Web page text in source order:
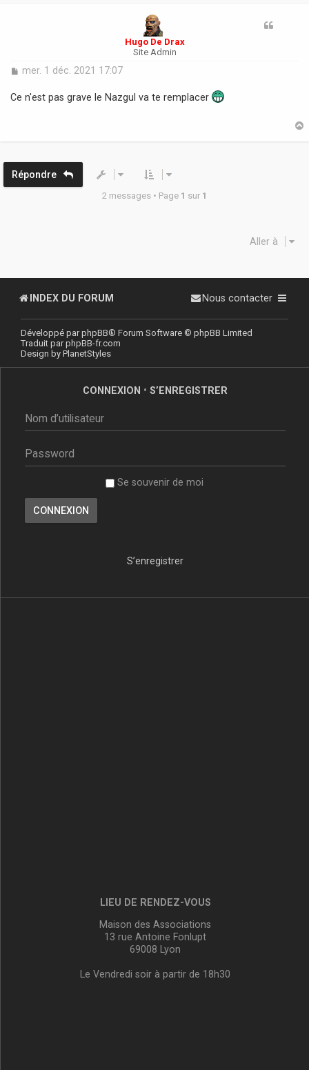
Hugo De Drax
Site Admin
M
s
mer. 1 déc. 2021 17:07
Ce n'est pas grave le Nazgul va te remplacer
Répondre
2 messages • Page 1 sur 1
Aller à
INDEX DU FORUM Nous contacter
Développé parphpBB® Forum Software © phpBB Limited
Traduit parphpBB-fr.com
Design by PlanetStyles
CONNEXION • S’ENREGISTRER
Se souvenir de moi
S’enregistrer
LIEU DE RENDEZ-VOUS
Maison des Associations
13 rue Antoine Fonlupt
69008 Lyon
Le Vendredi soir à partir de 18h30